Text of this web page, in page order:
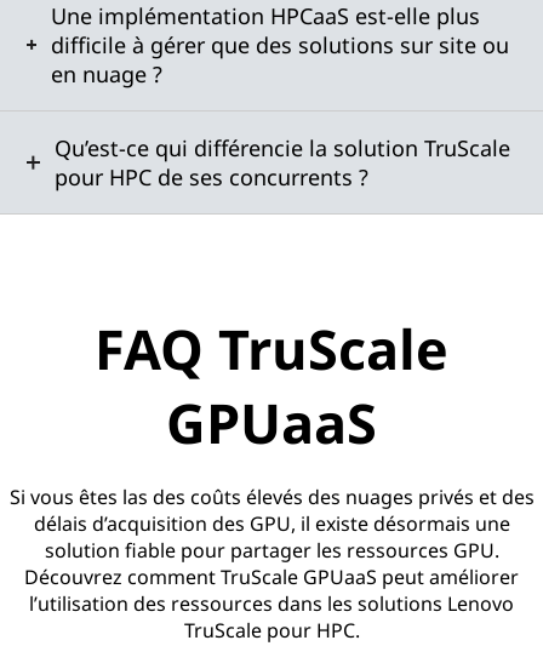
Une implémentation HPCaaS est-elle plus
difficile à gérer que des solutions sur site ou
en nuage ?
Qu’est-ce qui différencie la solution TruScale
pour HPC de ses concurrents ?
FAQ TruScale
GPUaaS
Si vous êtes las des coûts élevés des nuages privés et des
délais d’acquisition des GPU, il existe désormais une
solution fiable pour partager les ressources GPU.
Découvrez comment TruScale GPUaaS peut améliorer
l’utilisation des ressources dans les solutions Lenovo
TruScale pour HPC.